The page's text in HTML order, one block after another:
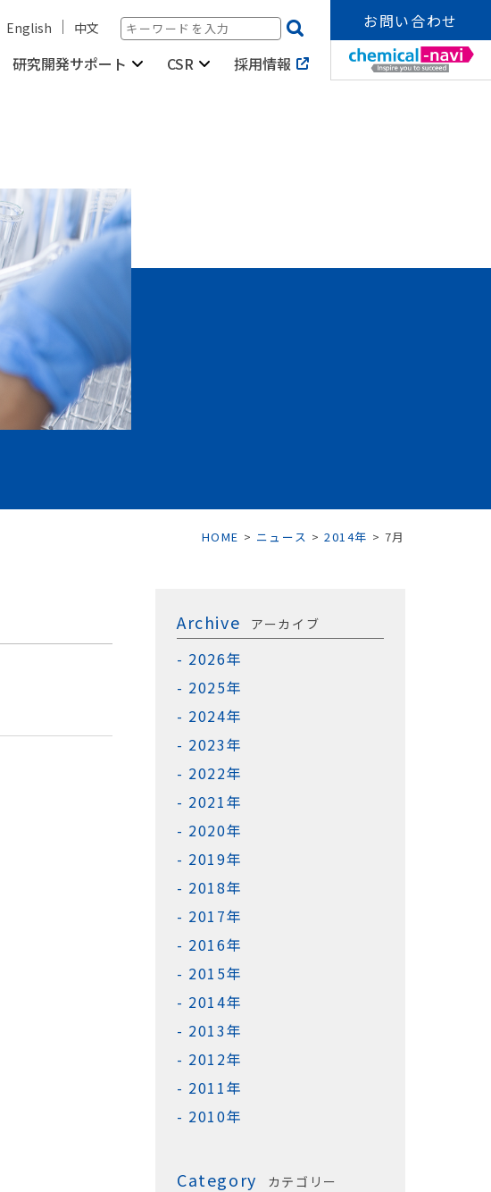
English 中文
研究開発サポート CSR 採用情報
お問い合わせ
HOME > ニュース > 2014年 > 7月
Archive アーカイブ
2026年
2025年
2024年
2023年
2022年
2021年
2020年
2019年
2018年
2017年
2016年
2015年
2014年
2013年
2012年
2011年
2010年
Category カテゴリー